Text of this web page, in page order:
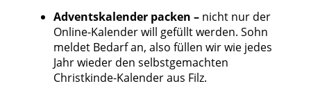
Adventskalender packen – nicht nur der
Online-Kalender will gefüllt werden. Sohn
meldet Bedarf an, also füllen wir wie jedes
Jahr wieder den selbstgemachten
Christkinde-Kalender aus Filz.